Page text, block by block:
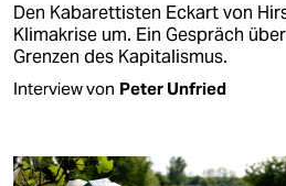
Den Kabarettisten Eckart von
Klimakrise um. Ein Gespräch
Grenzen des Kapitalismus.
Interview von Peter Unfried